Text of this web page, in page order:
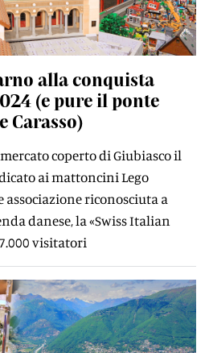
alla conquista
(e pure il ponte
Carasso)
coperto di Giubiasco il
ai mattoncini Lego
riconosciuta a
danese, la «Swiss Italian
visitatori